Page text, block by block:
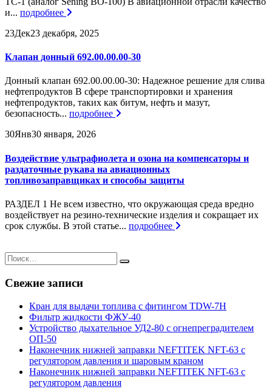
и... подробнее
23Дек23 декабря, 2025
Клапан донный 692.00.00.00-30
Донный клапан 692.00.00.00-30: Надежное решение для слива
нефтепродуктов В сфере транспортировки и хранения
нефтепродуктов, таких как битум, нефть и мазут,
безопасность... подробнее
30Янв30 января, 2026
Воздействие ультрафиолета и озона на компенсаторы и
раздаточные рукава на авиационных
топливозаправщиках и способы защиты
РАЗДЕЛ 1 Не всем известно, что окружающая среда вредно
воздействует на резино-технические изделия и сокращает их
срок службы. В этой статье... подробнее
Свежие записи
Кран для выдачи топлива с фитингом TDW-7H
Фильтр жидкости ФЖУ-40
Устройство дыхательное УД2-80 с огнепреградителем
ОП-50
Наконечник нижней заправки NEFTITEK NFT-63 с
регулятором давления и шаровым краном
Наконечник нижней заправки NEFTITEK NFT-63 с
регулятором давления